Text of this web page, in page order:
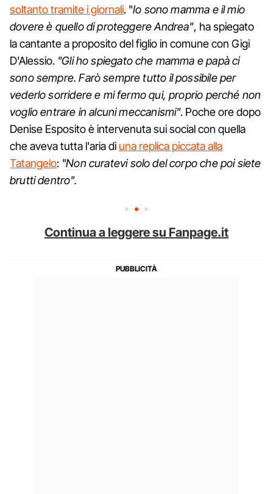
soltanto tramite i giornali. "Io sono mamma e il mio
dovere è quello di proteggere Andrea", ha spiegato
la cantante a proposito del figlio in comune con Gigi
D'Alessio. "Gli ho spiegato che mamma e papà ci
sono sempre. Farò sempre tutto il possibile per
vederlo sorridere e mi fermo qui, proprio perché non
voglio entrare in alcuni meccanismi". Poche ore dopo
Denise Esposito è intervenuta sui social con quella
che aveva tutta l'aria di una replica piccata alla
Tatangelo: "Non curatevi solo del corpo che poi siete
brutti dentro".
Continua a leggere su Fanpage.it